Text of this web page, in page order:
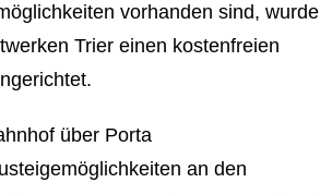
vorhanden sind, wurde
Trier einen kostenfreien
über Porta
an den